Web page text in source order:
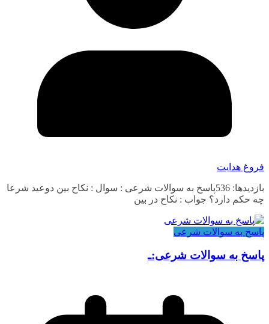
فروغ هدایت
بازدیدها: 536پاسخ به سوالات شرعی : سوال : نکاح بین دوعید شرعا
چه حکم دارد؟ جواب : نکاح در بین
پاسخ به سوالات شرعی
پاسخ به سوالات شرعی:ـ